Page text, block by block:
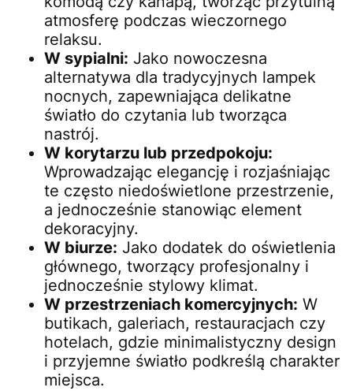
atmosferę podczas wieczornego
relaksu.
W sypialni: Jako nowoczesna
alternatywa dla tradycyjnych lampek
nocnych, zapewniająca delikatne
światło do czytania lub tworząca
nastrój.
W korytarzu lub przedpokoju:
Wprowadzając elegancję i rozjaśniając
te często niedoświetlone przestrzenie,
a jednocześnie stanowiąc element
dekoracyjny.
W biurze: Jako dodatek do oświetlenia
głównego, tworzący profesjonalny i
jednocześnie stylowy klimat.
W przestrzeniach komercyjnych: W
butikach, galeriach, restauracjach czy
hotelach, gdzie minimalistyczny design
i przyjemne światło podkreślą charakter
miejsca.